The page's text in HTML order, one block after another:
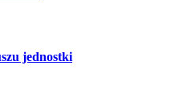
jednostki